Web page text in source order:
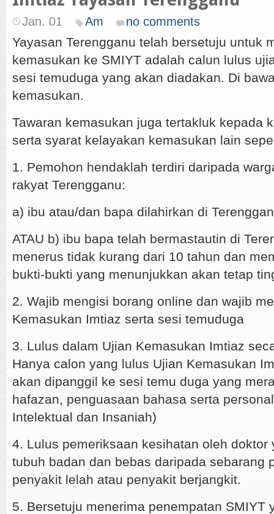
Jan. 01 Am no comments
Yayasan Terengganu telah bersetuju untuk
kemasukan ke SMIYT adalah calun lulus
sesi temuduga yang akan diadakan. Di
kemasukan.
Tawaran kemasukan juga tertakluk kepada
serta syarat kelayakan kemasukan lain
1. Pemohon hendaklah terdiri daripada
rakyat Terengganu:
a) ibu atau/dan bapa dilahirkan di
ATAU b) ibu bapa telah bermastautin di
menerus tidak kurang dari 10 tahun dan
bukti-bukti yang menunjukkan akan tetap
2. Wajib mengisi borang online dan wajib
Kemasukan Imtiaz serta sesi temuduga
3. Lulus dalam Ujian Kemasukan Imtiaz
Hanya calon yang lulus Ujian Kemasukan
akan dipanggil ke sesi temu duga yang
hafazan, penguasaan bahasa serta
Intelektual dan Insaniah)
4. Lulus pemeriksaan kesihatan oleh doktor
tubuh badan dan bebas daripada sebarang
penyakit lelah atau penyakit berjangkit.
5. Bersetuju menerima penempatan SMIYT